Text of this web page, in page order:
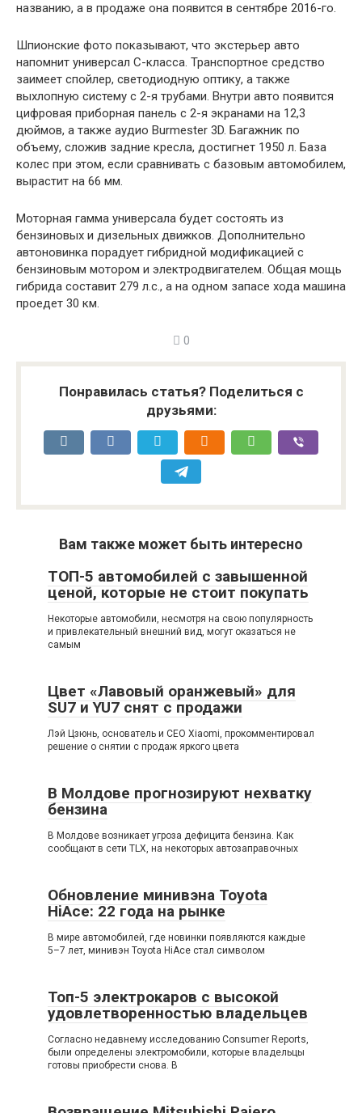
названию, а в продаже она появится в сентябре 2016-го.
Шпионские фото показывают, что экстерьер авто
напомнит универсал C-класса. Транспортное средство
заимеет спойлер, светодиодную оптику, а также
выхлопную систему с 2-я трубами. Внутри авто появится
цифровая приборная панель с 2-я экранами на 12,3
дюймов, а также аудио Burmester 3D. Багажник по
объему, сложив задние кресла, достигнет 1950 л. База
колес при этом, если сравнивать с базовым автомобилем,
вырастит на 66 мм.
Моторная гамма универсала будет состоять из
бензиновых и дизельных движков. Дополнительно
автоновинка порадует гибридной модификацией с
бензиновым мотором и электродвигателем. Общая мощь
гибрида составит 279 л.с., а на одном запасе хода машина
проедет 30 км.
0
Понравилась статья? Поделиться с
друзьями:
Вам также может быть интересно
ТОП-5 автомобилей с завышенной
ценой, которые не стоит покупать
Некоторые автомобили, несмотря на свою популярность
и привлекательный внешний вид, могут оказаться не
самым
Цвет «Лавовый оранжевый» для
SU7 и YU7 снят с продажи
Лэй Цзюнь, основатель и CEO Xiaomi, прокомментировал
решение о снятии с продаж яркого цвета
В Молдове прогнозируют нехватку
бензина
В Молдове возникает угроза дефицита бензина. Как
сообщают в сети TLX, на некоторых автозаправочных
Обновление минивэна Toyota
HiAce: 22 года на рынке
В мире автомобилей, где новинки появляются каждые
5–7 лет, минивэн Toyota HiAce стал символом
Топ-5 электрокаров с высокой
удовлетворенностью владельцев
Согласно недавнему исследованию Consumer Reports,
были определены электромобили, которые владельцы
готовы приобрести снова. В